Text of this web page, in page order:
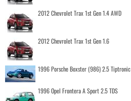
2012 Chevrolet Trax 1st Gen 1.4 AWD
2012 Chevrolet Trax 1st Gen 1.6
1996 Porsche Boxster (986) 2.5 Tiptronic
1996 Opel Frontera A Sport 2.5 TDS